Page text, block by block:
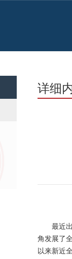
详细
最近
角发展了
以来新近